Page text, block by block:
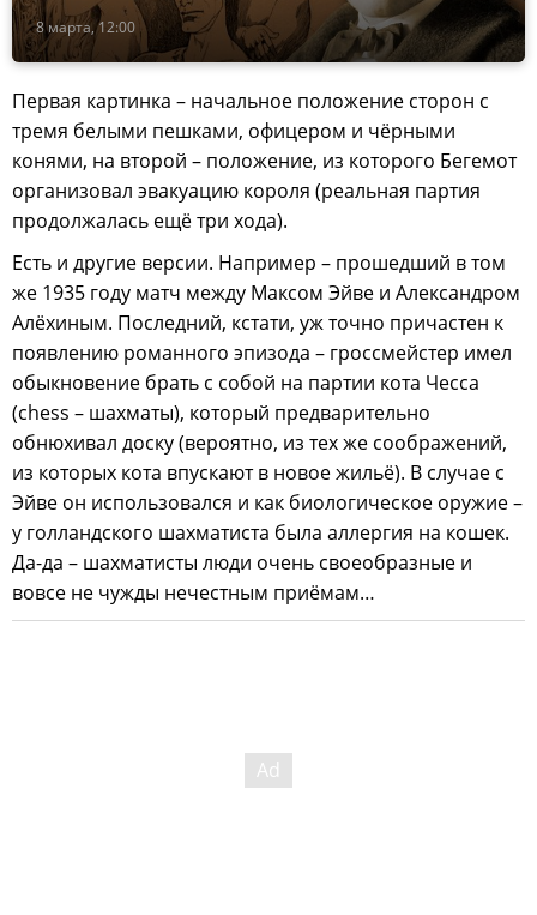
8 марта, 12:00
Первая картинка – начальное положение сторон с
тремя белыми пешками, офицером и чёрными
конями, на второй – положение, из которого Бегемот
организовал эвакуацию короля (реальная партия
продолжалась ещё три хода).
Есть и другие версии. Например – прошедший в том
же 1935 году матч между Максом Эйве и Александром
Алёхиным. Последний, кстати, уж точно причастен к
появлению романного эпизода – гроссмейстер имел
обыкновение брать с собой на партии кота Чесса
(chess – шахматы), который предварительно
обнюхивал доску (вероятно, из тех же соображений,
из которых кота впускают в новое жильё). В случае с
Эйве он использовался и как биологическое оружие –
у голландского шахматиста была аллергия на кошек.
Да-да – шахматисты люди очень своеобразные и
вовсе не чужды нечестным приёмам…